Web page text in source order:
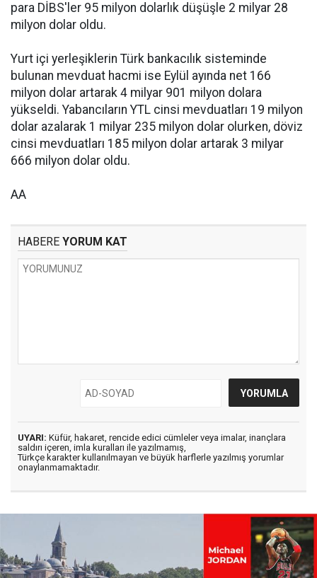
para DİBS'ler 95 milyon dolarlık düşüşle 2 milyar 28
milyon dolar oldu.
Yurt içi yerleşiklerin Türk bankacılık sisteminde
bulunan mevduat hacmi ise Eylül ayında net 166
milyon dolar artarak 4 milyar 901 milyon dolara
yükseldi. Yabancıların YTL cinsi mevduatları 19 milyon
dolar azalarak 1 milyar 235 milyon dolar olurken, döviz
cinsi mevduatları 185 milyon dolar artarak 3 milyar
666 milyon dolar oldu.
AA
HABERE YORUM KAT
UYARI: Küfür, hakaret, rencide edici cümleler veya imalar, inançlara
saldırı içeren, imla kuralları ile yazılmamış,
Türkçe karakter kullanılmayan ve büyük harflerle yazılmış yorumlar
onaylanmamaktadır.